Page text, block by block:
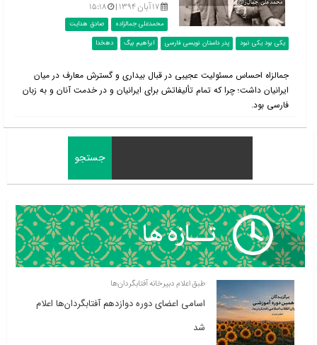
۱۷ آبان ۱۳۹۴ | ۱۵:۱۸
محمدعلی جمالزاده
صادق هدایت
یکی بود یکی نبود
پدر داستان نویسی فارسی ابراهیم بیگ دهخدا
جمالزاه احساس مسئولیت عجیبی در قبال بیداری و گسترش معارف در میان
ایرانیان داشت؛ چرا که تمام تألیفاتش برای ایرانیان و در خدمت آنان و به زبان
فارسی بود.
طبق اعلام دبیرخانه آفتابگردان‌ها
اسامی اعضای دوره دوازدهم آفتابگردان‌ها اعلام
شد